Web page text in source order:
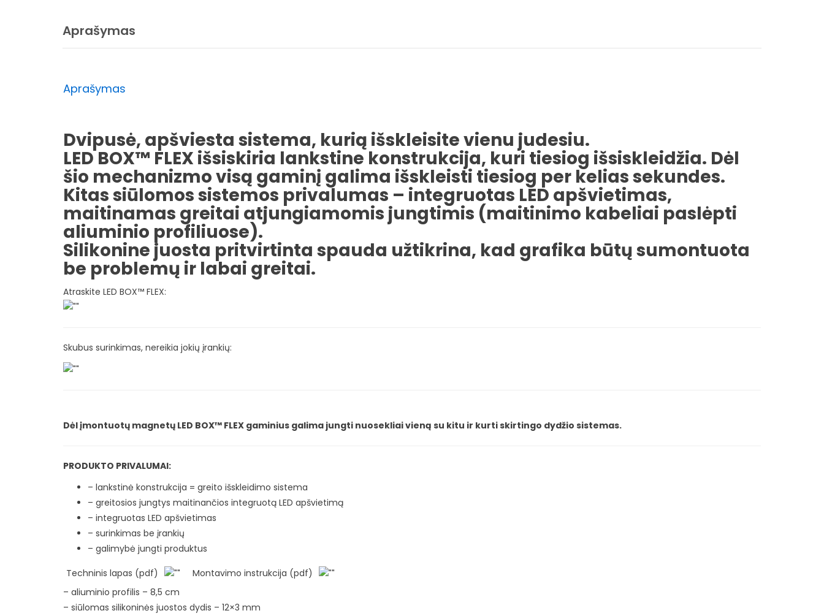
Aprašymas
Aprašymas
Dvipusė, apšviesta sistema, kurią išskleisite vienu judesiu.
LED BOX™ FLEX išsiskiria lankstine konstrukcija, kuri tiesiog išsiskleidžia. Dėl
šio mechanizmo visą gaminį galima išskleisti tiesiog per kelias sekundes.
Kitas siūlomos sistemos privalumas – integruotas LED apšvietimas,
maitinamas greitai atjungiamomis jungtimis (maitinimo kabeliai paslėpti
aliuminio profiliuose).
Silikonine juosta pritvirtinta spauda užtikrina, kad grafika būtų sumontuota
be problemų ir labai greitai.
Atraskite LED BOX™ FLEX:
Skubus surinkimas, nereikia jokių įrankių:
Dėl įmontuotų magnetų LED BOX™ FLEX gaminius galima jungti nuosekliai vieną su kitu ir kurti skirtingo dydžio sistemas.
PRODUKTO PRIVALUMAI:
– lankstinė konstrukcija = greito išskleidimo sistema
– greitosios jungtys maitinančios integruotą LED apšvietimą
– integruotas LED apšvietimas
– surinkimas be įrankių
– galimybė jungti produktus
Techninis lapas (pdf)
Montavimo instrukcija (pdf)
– aliuminio profilis – 8,5 cm
– siūlomas silikoninės juostos dydis – 12×3 mm